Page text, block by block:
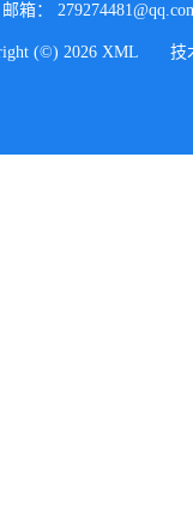
邮箱：
(©) 2026 XML 技